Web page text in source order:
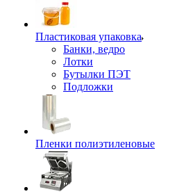
Пластиковая упаковка
Банки, ведро
Лотки
Бутылки ПЭТ
Подложки
Пленки полиэтиленовые